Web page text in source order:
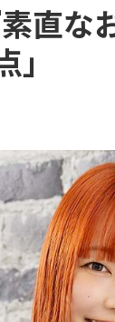
直な